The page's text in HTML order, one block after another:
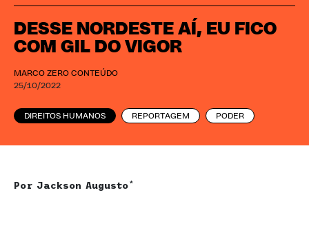
DESSE NORDESTE AÍ, EU FICO
COM GIL DO VIGOR
MARCO ZERO CONTEÚDO
25/10/2022
DIREITOS HUMANOS REPORTAGEM PODER
Por Jackson Augusto*